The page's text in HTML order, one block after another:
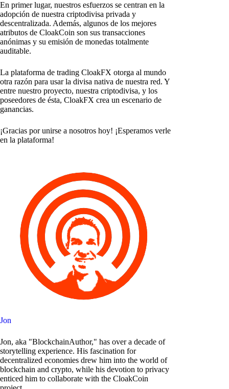
En primer lugar, nuestros esfuerzos se centran en la
adopción de nuestra criptodivisa privada y
descentralizada. Además, algunos de los mejores
atributos de CloakCoin son sus transacciones
anónimas y su emisión de monedas totalmente
auditable.
La plataforma de trading CloakFX otorga al mundo
otra razón para usar la divisa nativa de nuestra red. Y
entre nuestro proyecto, nuestra criptodivisa, y los
poseedores de ésta, CloakFX crea un escenario de
ganancias.
¡Gracias por unirse a nosotros hoy! ¡Esperamos verle
en la plataforma!
Jon
Jon, aka "BlockchainAuthor," has over a decade of
storytelling experience. His fascination for
decentralized economies drew him into the world of
blockchain and crypto, while his devotion to privacy
enticed him to collaborate with the CloakCoin